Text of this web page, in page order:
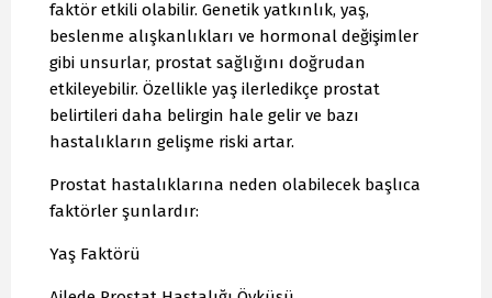
faktör etkili olabilir. Genetik yatkınlık, yaş,
beslenme alışkanlıkları ve hormonal değişimler
gibi unsurlar, prostat sağlığını doğrudan
etkileyebilir. Özellikle yaş ilerledikçe prostat
belirtileri daha belirgin hale gelir ve bazı
hastalıkların gelişme riski artar.
Prostat hastalıklarına neden olabilecek başlıca
faktörler şunlardır:
Yaş Faktörü